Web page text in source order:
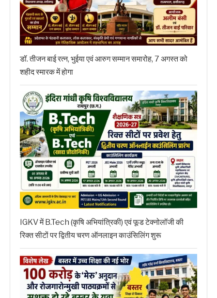
डॉ. तीजन बाई रत्न, भुईया एवं आरुग सम्मान समारोह, 7 अगस्त को
शहीद स्मारक में होगा
IGKV में B.Tech (कृषि अभियांत्रिकी) एवं फूड टेक्नोलॉजी की
रिक्त सीटों पर द्वितीय चरण ऑनलाइन काउंसिलिंग शुरू